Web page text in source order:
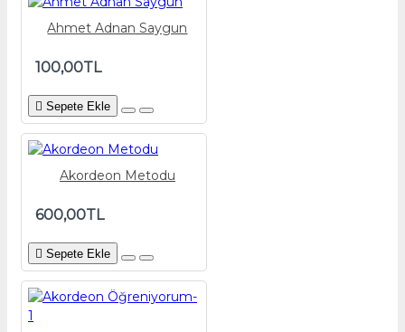
Ahmet Adnan Saygun
100,00TL
Sepete Ekle
Akordeon Metodu
600,00TL
Sepete Ekle